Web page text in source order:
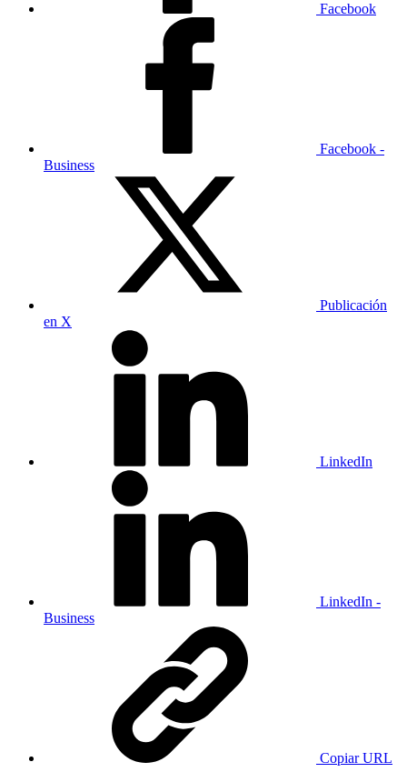
Facebook
Facebook -
Business
Publicación
en X
LinkedIn
LinkedIn -
Business
Copiar URL